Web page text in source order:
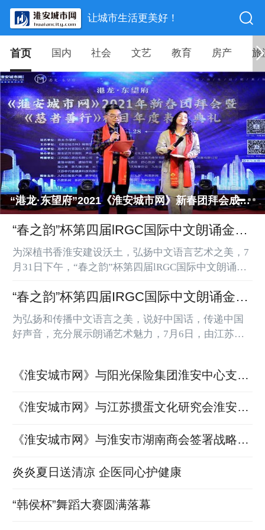
让城市生活更美好！
首页 国内 社会 文艺 教育 房产 旅
“港龙·东望府”2021《淮安城市网》新春团拜会成功举办
“春之韵”杯第四届lRGC国际中文朗诵金梅
花奖淮安赛区颁奖盛典圆满落幕
为深植书香淮安建设沃土，弘扬中文语言艺术之美，7
月31日下午，“春之韵”杯第四届lRGC国际中文朗诵金
重举行。经过一个多月的激烈角逐，这场以“讲好中国
幕，众多朗诵新星在舞台上绽放光彩。图：活动现场
典礼现场高朋满座。淮安市淮阴区原广电局局长、淮
斌，第四届金梅...
“春之韵”杯第四届IRGC国际中文朗诵金梅
花奖淮安赛区隆重举行启动仪式
为弘扬和传播中文语言之美，说好中国话，传递中国
好声音，充分展示朗诵艺术魅力，7月6日，由江苏春
媒、淮安城市网、淮安市青少年科技教育协会承办，
协办，河下陈铎会客厅、河下老虎灶茶馆、新龙文教
选汇天然矿泉水等单位特别...
《淮安城市网》与阳光保险集团淮安中心支公
《淮安城市网》与江苏掼蛋文化研究会淮安分
《淮安城市网》与淮安市湖南商会签署战略合
炎炎夏日送清凉 企医同心护健康
“韩侯杯”舞蹈大赛圆满落幕